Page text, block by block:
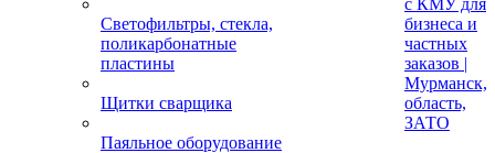
Светофильтры, стекла,
поликарбонатные
пластины
Щитки сварщика
Паяльное оборудование
с КМУ для
бизнеса и
частных
заказов |
Мурманск,
область,
ЗАТО